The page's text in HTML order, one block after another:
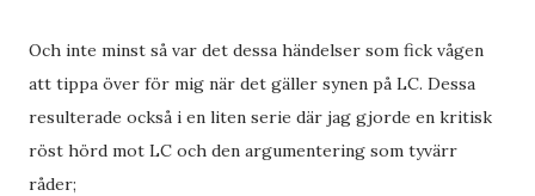
Och inte minst så var det dessa händelser som fick vågen
att tippa över för mig när det gäller synen på LC. Dessa
resulterade också i en liten serie där jag gjorde en kritisk
röst hörd mot LC och den argumentering som tyvärr
råder;